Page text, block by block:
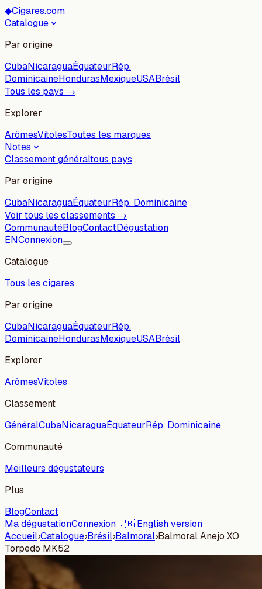
◆Cigares.com
Catalogue
Par origine
CubaNicaraguaÉquateurRép.
DominicaineHondurasMexiqueUSABrésil
Tous les pays →
Explorer
ArômesVitolesToutes les marques
Notes
Classement généraltous pays
Par origine
CubaNicaraguaÉquateurRép. Dominicaine
Voir tous les classements →
CommunautéBlogContactDégustation
ENConnexion
Catalogue
Tous les cigares
Par origine
CubaNicaraguaÉquateurRép.
DominicaineHondurasMexiqueUSABrésil
Explorer
ArômesVitoles
Classement
GénéralCubaNicaraguaÉquateurRép. Dominicaine
Communauté
Meilleurs dégustateurs
Plus
BlogContact
Ma dégustationConnexion🇬🇧 English version
Accueil›Catalogue›Brésil›Balmoral›Balmoral Anejo XO
Torpedo MK52